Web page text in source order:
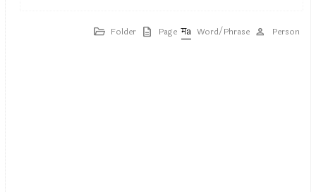
Folder Page Word/Phrase Person